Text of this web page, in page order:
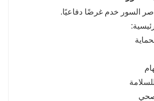
السور خدم غرضًا دفاعيًا.